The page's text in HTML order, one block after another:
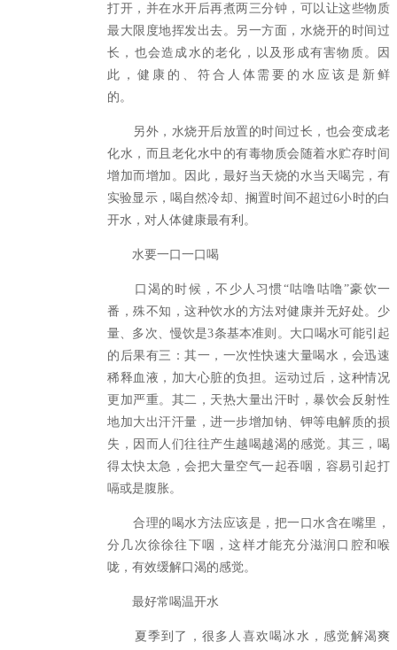
打开，并在水开后再煮两三分钟，可以让这些物质
最大限度地挥发出去。另一方面，水烧开的时间过
长，也会造成水的老化，以及形成有害物质。因
此，健康的、符合人体需要的水应该是新鲜
的。
另外，水烧开后放置的时间过长，也会变成老
化水，而且老化水中的有毒物质会随着水贮存时间
增加而增加。因此，最好当天烧的水当天喝完，有
实验显示，喝自然冷却、搁置时间不超过6小时的白
开水，对人体健康最有利。
水要一口一口喝
口渴的时候，不少人习惯“咕噜咕噜”豪饮一
番，殊不知，这种饮水的方法对健康并无好处。少
量、多次、慢饮是3条基本准则。大口喝水可能引起
的后果有三：其一，一次性快速大量喝水，会迅速
稀释血液，加大心脏的负担。运动过后，这种情况
更加严重。其二，天热大量出汗时，暴饮会反射性
地加大出汗汗量，进一步增加钠、钾等电解质的损
失，因而人们往往产生越喝越渴的感觉。其三，喝
得太快太急，会把大量空气一起吞咽，容易引起打
嗝或是腹胀。
合理的喝水方法应该是，把一口水含在嘴里，
分几次徐徐往下咽，这样才能充分滋润口腔和喉
咙，有效缓解口渴的感觉。
最好常喝温开水
夏季到了，很多人喜欢喝冰水，感觉解渴爽